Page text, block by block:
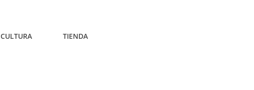
CULTURA TIENDA